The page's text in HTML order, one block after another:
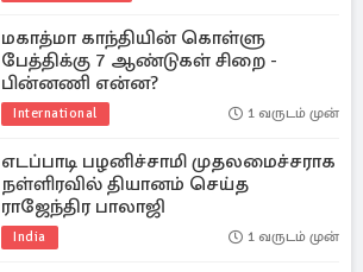
மகாத்மா காந்தியின் கொள்ளு
பேத்திக்கு 7 ஆண்டுகள் சிறை -
பின்னணி என்ன?
International 1 வருடம் முன்
எடப்பாடி பழனிச்சாமி முதலமைச்சராக
நள்ளிரவில் தியானம் செய்த
ராஜேந்திர பாலாஜி
India 1 வருடம் முன்